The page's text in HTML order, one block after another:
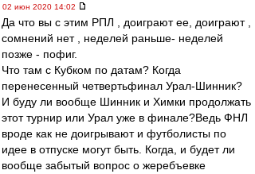
02 июн 2020 14:02
Да что вы с этим РПЛ , доиграют ее, доиграют ,
сомнений нет , неделей раньше- неделей
позже - пофиг.
Что там с Кубком по датам? Когда
перенесенный четвертьфинал Урал-Шинник?
И буду ли вообще Шинник и Химки продолжать
этот турнир или Урал уже в финале?Ведь ФНЛ
вроде как не доигрывают и футболисты по
идее в отпуске могут быть. Когда, и будет ли
вообще забытый вопрос о жеребъевке